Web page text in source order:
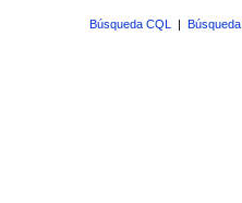
Búsqueda CQL